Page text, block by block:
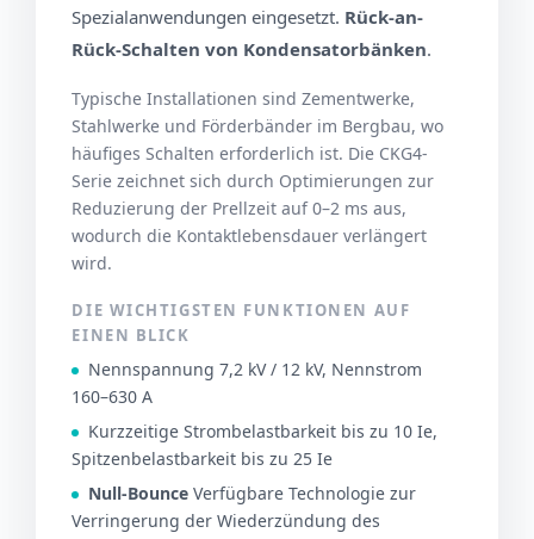
Spezialanwendungen eingesetzt. Rück-an-
Rück-Schalten von Kondensatorbänken.
Typische Installationen sind Zementwerke,
Stahlwerke und Förderbänder im Bergbau, wo
häufiges Schalten erforderlich ist. Die CKG4-
Serie zeichnet sich durch Optimierungen zur
Reduzierung der Prellzeit auf 0–2 ms aus,
wodurch die Kontaktlebensdauer verlängert
wird.
DIE WICHTIGSTEN FUNKTIONEN AUF
EINEN BLICK
Nennspannung 7,2 kV / 12 kV, Nennstrom
160–630 A
Kurzzeitige Strombelastbarkeit bis zu 10 Ie,
Spitzenbelastbarkeit bis zu 25 Ie
Null-Bounce Verfügbare Technologie zur
Verringerung der Wiederzündung des